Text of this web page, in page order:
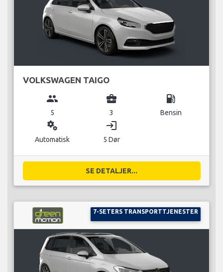
VOLKSWAGEN TAIGO
group
5
business_center
3
local_gas_station
Bensin
miscellaneous_services
Automatisk
login
5 Dør
SE DETALJER...
7-SETERS TRANSPORTTJENESTER